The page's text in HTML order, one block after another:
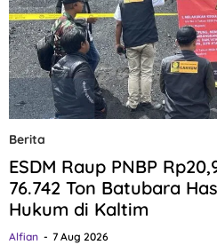
Berita
ESDM Raup PNBP
76.742 Ton Batubara
Hukum di Kaltim
Alfian 7 Aug 2026